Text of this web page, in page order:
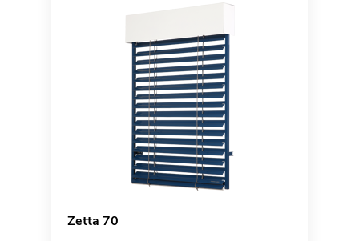
Zetta 70